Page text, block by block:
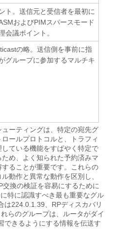
ト。送信元と受信者を最初に
およびPIMスパースモード
会議ポイント。
の略。送信側を事前に指
グループに参加するマルチキ
ーティングは、特定の宛先グ
ールプロトコルと、トラフィ
ている機能をすばやく特定で
め、よく知られた予約済みマ
ることが重要です。これらの
動作と異常な動作を区別し、
換の検証を容易にするために
特に認識すべき最も重要なグル
は224.0.1.39、RPディスカバリ
らのグループは、ルータがダイ
できるようにする情報を伝送す